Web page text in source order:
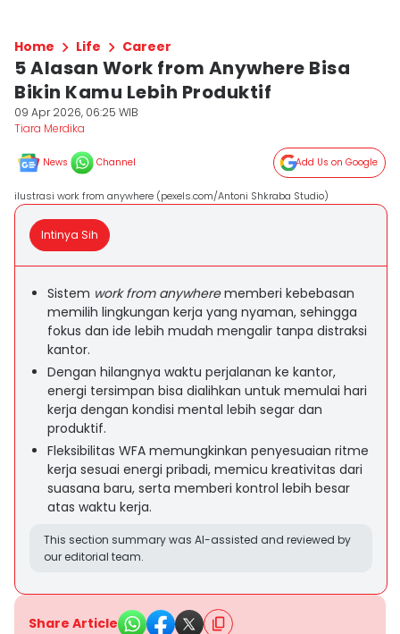
Home Life Career
5 Alasan Work from Anywhere Bisa
Bikin Kamu Lebih Produktif
09 Apr 2026, 06:25 WIB
Tiara Merdika
News Channel Add Us on Google
ilustrasi work from anywhere (pexels.com/Antoni Shkraba Studio)
Intinya Sih
Sistem work from anywherememberi kebebasan
memilih lingkungan kerja yang nyaman, sehingga
fokus dan ide lebih mudah mengalir tanpa distraksi
kantor.
Dengan hilangnya waktu perjalanan ke kantor,
energi tersimpan bisa dialihkan untuk memulai hari
kerja dengan kondisi mental lebih segar dan
produktif.
Fleksibilitas WFA memungkinkan penyesuaian ritme
kerja sesuai energi pribadi, memicu kreativitas dari
suasana baru, serta memberi kontrol lebih besar
atas waktu kerja.
This section summary was AI-assisted and reviewed by
our editorial team.
Share Article